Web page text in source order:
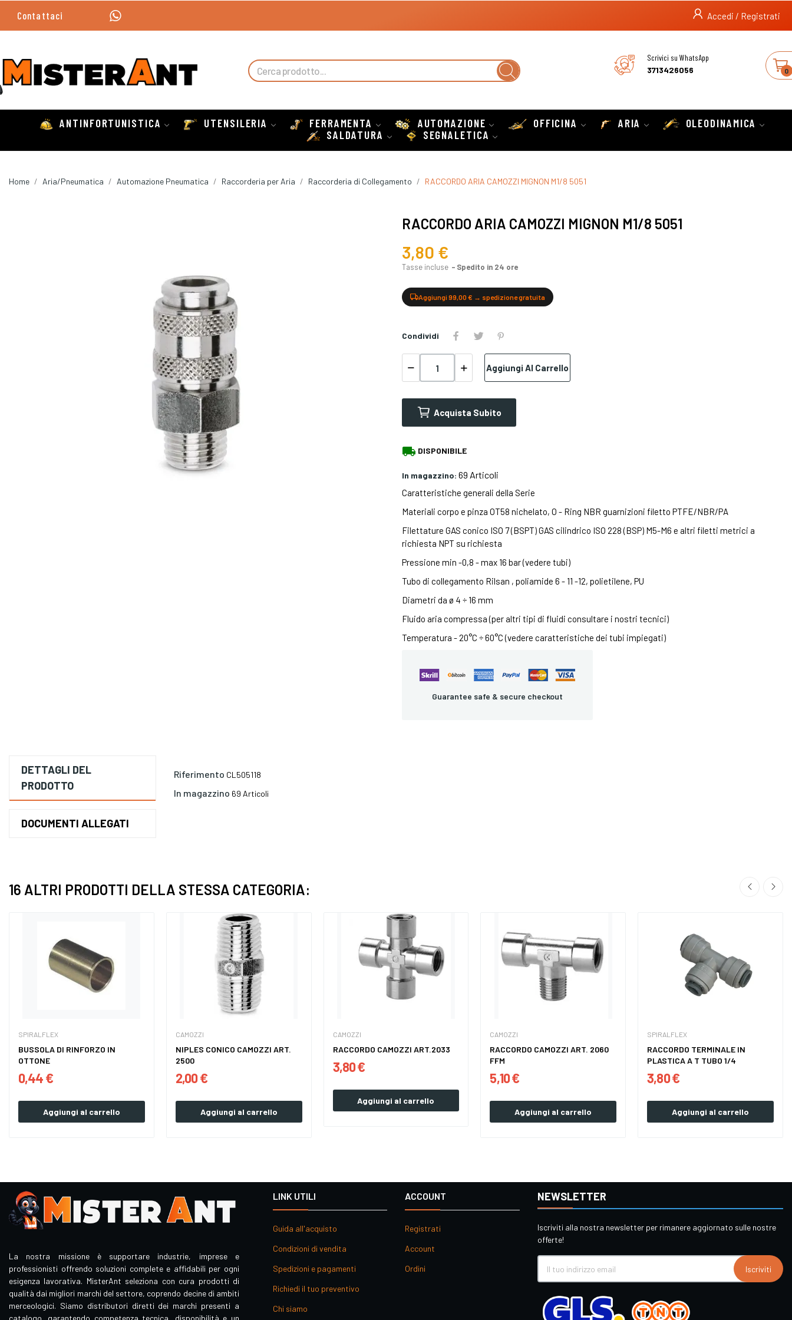
Contattaci Accedi / Registrati
0
Scrivici su WhatsApp
3713426056
ANTINFORTUNISTICA UTENSILERIA FERRAMENTA AUTOMAZIONE OFFICINA ARIA
OLEODINAMICA
SALDATURA
SEGNALETICA
Home Aria/Pneumatica Automazione Pneumatica Raccorderia per Aria Raccorderia di Collegamento RACCORDO ARIA CAMOZZI MIGNON M1/8 5051
RACCORDO ARIA CAMOZZI MIGNON M1/8 5051
3,80 €
Tasse incluse Spedito in 24 ore
Aggiungi 99,00 € → spedizione gratuita
Condividi
Aggiungi Al Carrello
Acquista Subito
local_shipping DISPONIBILE
In magazzino: 69 Articoli
Caratteristiche generali della Serie
Materiali corpo e pinza OT58 nichelato, O - Ring NBR guarnizioni filetto PTFE/NBR/PA
Filettature GAS conico ISO 7 (BSPT) GAS cilindrico ISO 228 (BSP) M5-M6 e altri filetti metrici a
richiesta NPT su richiesta
Pressione min -0,8 - max 16 bar (vedere tubi)
Tubo di collegamento Rilsan , poliamide 6 - 11 -12, polietilene, PU
Diametri da ø 4 ÷ 16 mm
Fluido aria compressa (per altri tipi di fluidi consultare i nostri tecnici)
Temperatura - 20°C ÷ 60°C (vedere caratteristiche dei tubi impiegati)
Guarantee safe & secure checkout
DETTAGLI DEL
PRODOTTO
DOCUMENTI ALLEGATI
Riferimento CL505118
In magazzino 69 Articoli
16 ALTRI PRODOTTI DELLA STESSA CATEGORIA:
SPIRALFLEX
BUSSOLA DI RINFORZO IN
OTTONE
0,44 €
Aggiungi al carrello
CAMOZZI
NIPLES CONICO CAMOZZI ART.
2500
2,00 €
Aggiungi al carrello
CAMOZZI
RACCORDO CAMOZZI ART.2033
3,80 €
Aggiungi al carrello
CAMOZZI
RACCORDO CAMOZZI ART. 2060
FFM
5,10 €
Aggiungi al carrello
SPIRALFLEX
RACCORDO TERMINALE IN
PLASTICA A T TUBO 1/4
3,80 €
Aggiungi al carrello
La nostra missione è supportare industrie, imprese e
professionisti offrendo soluzioni complete e affidabili per ogni
esigenza lavorativa. MisterAnt seleziona con cura prodotti di
qualità dai migliori marchi del settore, coprendo decine di ambiti
merceologici. Siamo distributori diretti dei marchi presenti a
LINK UTILI
Guida all'acquisto
Condizioni di vendita
Spedizioni e pagamenti
Richiedi il tuo preventivo
Chi siamo
ACCOUNT
Registrati
Account
Ordini
NEWSLETTER
Iscriviti alla nostra newsletter per rimanere aggiornato sulle nostre
offerte!
Iscriviti